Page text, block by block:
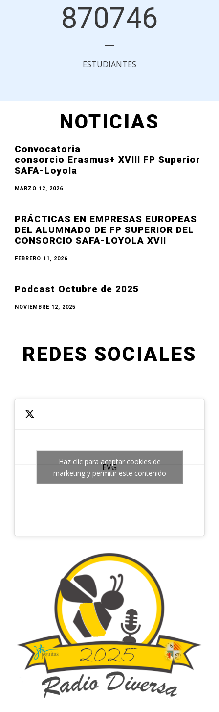
870746
ESTUDIANTES
NOTICIAS
Convocatoria
consorcio Erasmus+ XVIII FP Superior
SAFA-Loyola
MARZO 12, 2026
PRÁCTICAS EN EMPRESAS EUROPEAS
DEL ALUMNADO DE FP SUPERIOR DEL
CONSORCIO SAFA-LOYOLA XVII
FEBRERO 11, 2026
Podcast Octubre de 2025
NOVIEMBRE 12, 2025
REDES SOCIALES
EVG
Haz clic para aceptar cookies de
marketing y permitir este contenido